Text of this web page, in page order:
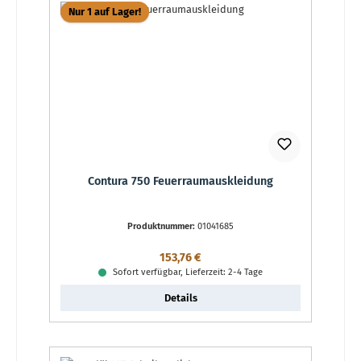
Nur 1 auf Lager!
Contura 750 Feuerraumauskleidung
Produktnummer: 01041685
Regulärer Preis:
153,76 €
Sofort verfügbar, Lieferzeit: 2-4 Tage
Details